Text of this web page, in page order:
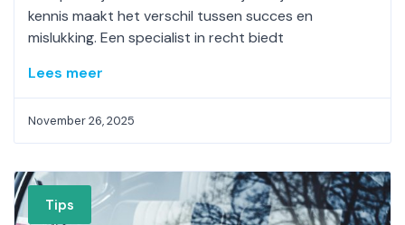
kennis maakt het verschil tussen succes en
mislukking. Een specialist in recht biedt
Lees meer
November 26, 2025
Tips